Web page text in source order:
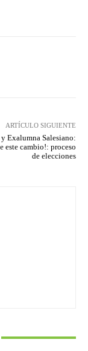
ARTÍCULO SIGUIENTE
Exalumna Salesiano:
este cambio!: proceso
de elecciones